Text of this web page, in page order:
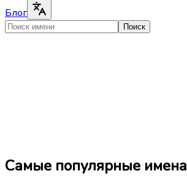
Блог
Поиск
Самые популярные имена